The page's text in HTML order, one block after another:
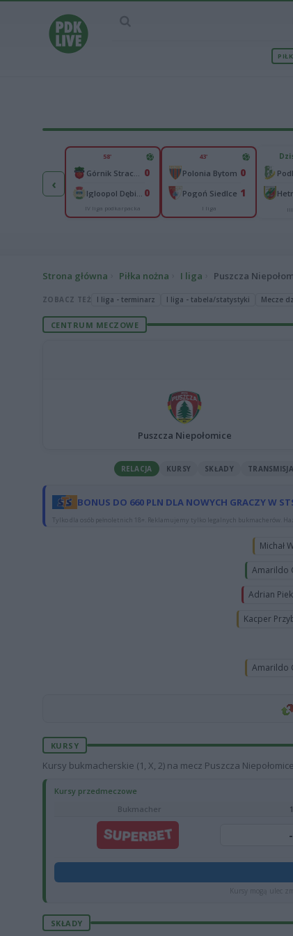
‹
65
25
58'
0
0
IV liga podkarpacka
43'
Polonia Bytom 0
Pogoń Siedlce 1
I liga
Strona główna Piłka nożna I liga Puszcza
ZOBACZ TEŻ I liga - terminarz I liga - tabela/statystyki Mecze
CENTRUM MECZOWE
Puszcza Niepołomice
RELACJA KURSY SKŁADY TRANSMISJA
BONUS DO 660 PLN DLA NOWYCH GRACZY W
Tylko dla osób pełnoletnich 18+. Reklamujemy tylko legalnych bukmacherów.
Michał
Amarildo
Adrian
Kacper
Amarildo
KURSY
Kursy bukmacherskie (1, X, 2) na mecz Puszcza
Kursy przedmeczowe
Bukmacher
1
-
Kursy mogą ulec
SKŁADY